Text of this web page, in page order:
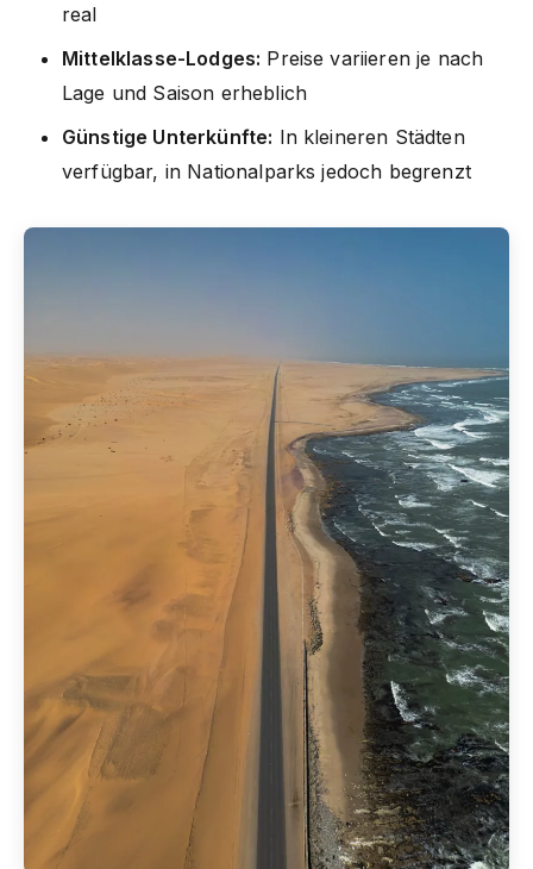
real
Mittelklasse-Lodges: Preise variieren je nach
Lage und Saison erheblich
Günstige Unterkünfte: In kleineren Städten
verfügbar, in Nationalparks jedoch begrenzt